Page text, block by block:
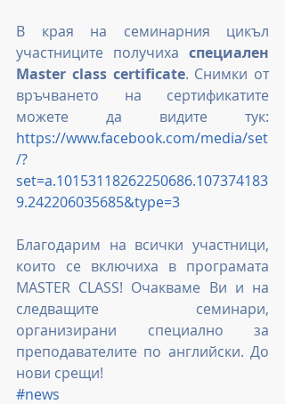
В края на семинарния цикъл
участниците получиха специален
Master class certificate. Снимки от
връчването на сертификатите
https://www.facebook.com/media/set
/?
set=a.10153118262250686.107374183
9.242206035685&type=3
Благодарим на всички участници,
които се включиха в програмата
MASTER CLASS! Очакваме Ви и на
следващите семинари,
организирани специално за
преподавателите по английски. До
нови срещи!
#news